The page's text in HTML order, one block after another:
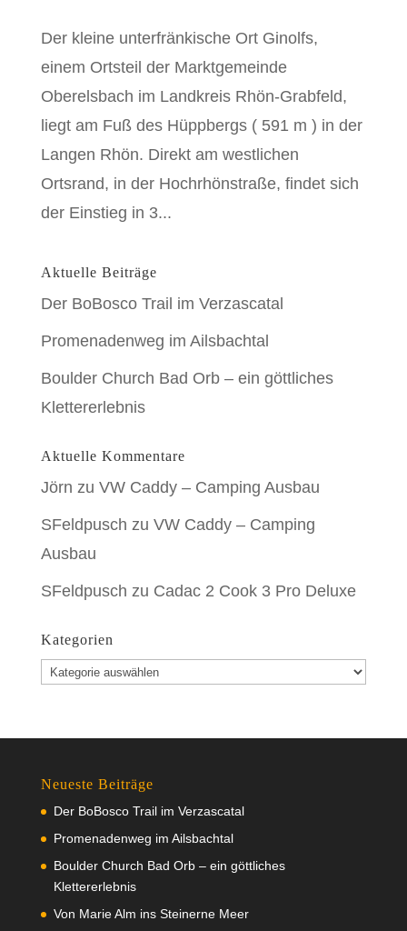
Der kleine unterfränkische Ort Ginolfs,
einem Ortsteil der Marktgemeinde
Oberelsbach im Landkreis Rhön-Grabfeld,
liegt am Fuß des Hüppbergs ( 591 m ) in der
Langen Rhön. Direkt am westlichen
Ortsrand, in der Hochrhönstraße, findet sich
der Einstieg in 3...
Aktuelle Beiträge
Der BoBosco Trail im Verzascatal
Promenadenweg im Ailsbachtal
Boulder Church Bad Orb – ein göttliches
Klettererlebnis
Aktuelle Kommentare
Jörn zu VW Caddy – Camping Ausbau
SFeldpusch zu VW Caddy – Camping
Ausbau
SFeldpusch zu Cadac 2 Cook 3 Pro Deluxe
Kategorien
Kategorien
Neueste Beiträge
Der BoBosco Trail im Verzascatal
Promenadenweg im Ailsbachtal
Boulder Church Bad Orb – ein göttliches
Klettererlebnis
Von Marie Alm ins Steinerne Meer